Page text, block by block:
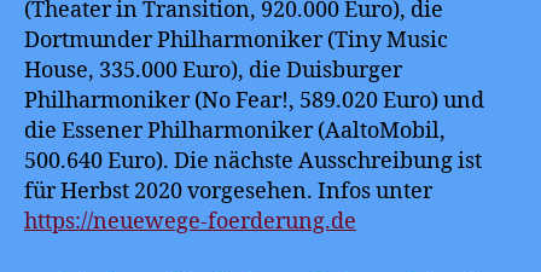
(Theater in Transition, 920.000 Euro), die
Dortmunder Philharmoniker (Tiny Music
House, 335.000 Euro), die Duisburger
Philharmoniker (No Fear!, 589.020 Euro) und
die Essener Philharmoniker (AaltoMobil,
500.640 Euro). Die nächste Ausschreibung ist
für Herbst 2020 vorgesehen. Infos unter
https://neuewege-foerderung.de